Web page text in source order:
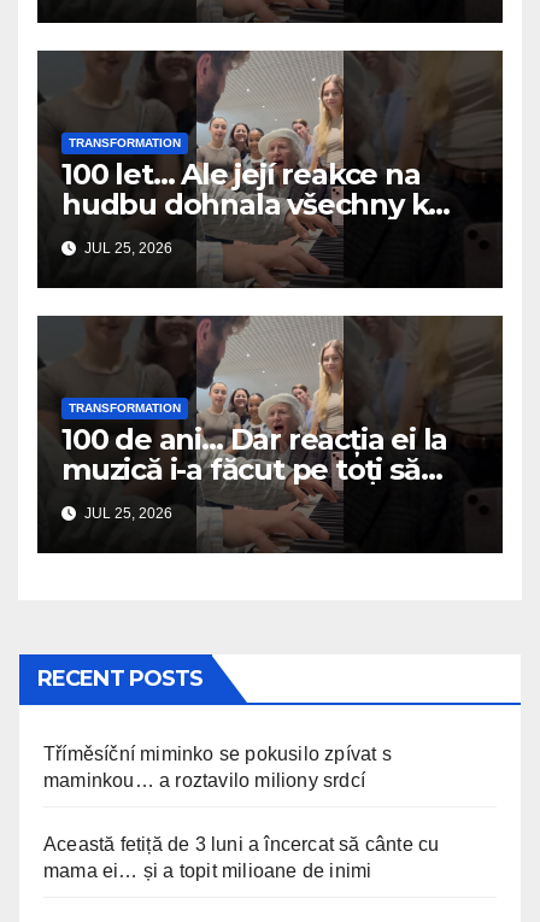
TRANSFORMATION
100 let… Ale její reakce na
hudbu dohnala všechny k
slzám
JUL 25, 2026
TRANSFORMATION
100 de ani… Dar reacția ei la
muzică i-a făcut pe toți să
plângă
JUL 25, 2026
RECENT POSTS
Tříměsíční miminko se pokusilo zpívat s
maminkou… a roztavilo miliony srdcí
Această fetiță de 3 luni a încercat să cânte cu
mama ei… și a topit milioane de inimi